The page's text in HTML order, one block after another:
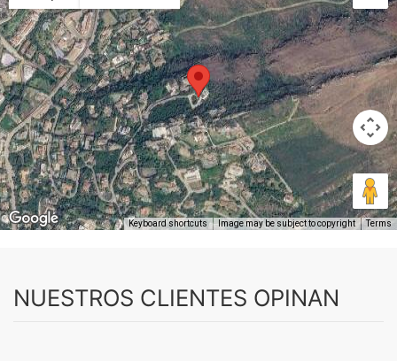
Keyboard shortcuts Image may be subject to copyright Terms
NUESTROS CLIENTES OPINAN